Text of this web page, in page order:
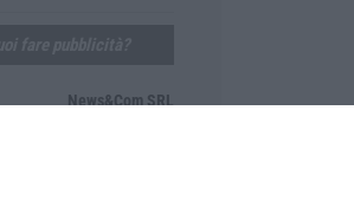
News&Com SRL